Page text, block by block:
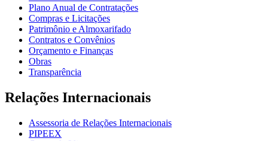
Plano Anual de Contratações
Compras e Licitações
Patrimônio e Almoxarifado
Contratos e Convênios
Orçamento e Finanças
Obras
Transparência
Relações Internacionais
Assessoria de Relações Internacionais
PIPEEX